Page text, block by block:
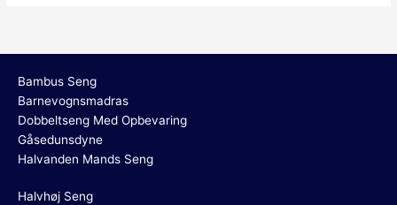
Bambus Seng
Barnevognsmadras
Dobbeltseng Med Opbevaring
Gåsedunsdyne
Halvanden Mands Seng
Halvhøj Seng